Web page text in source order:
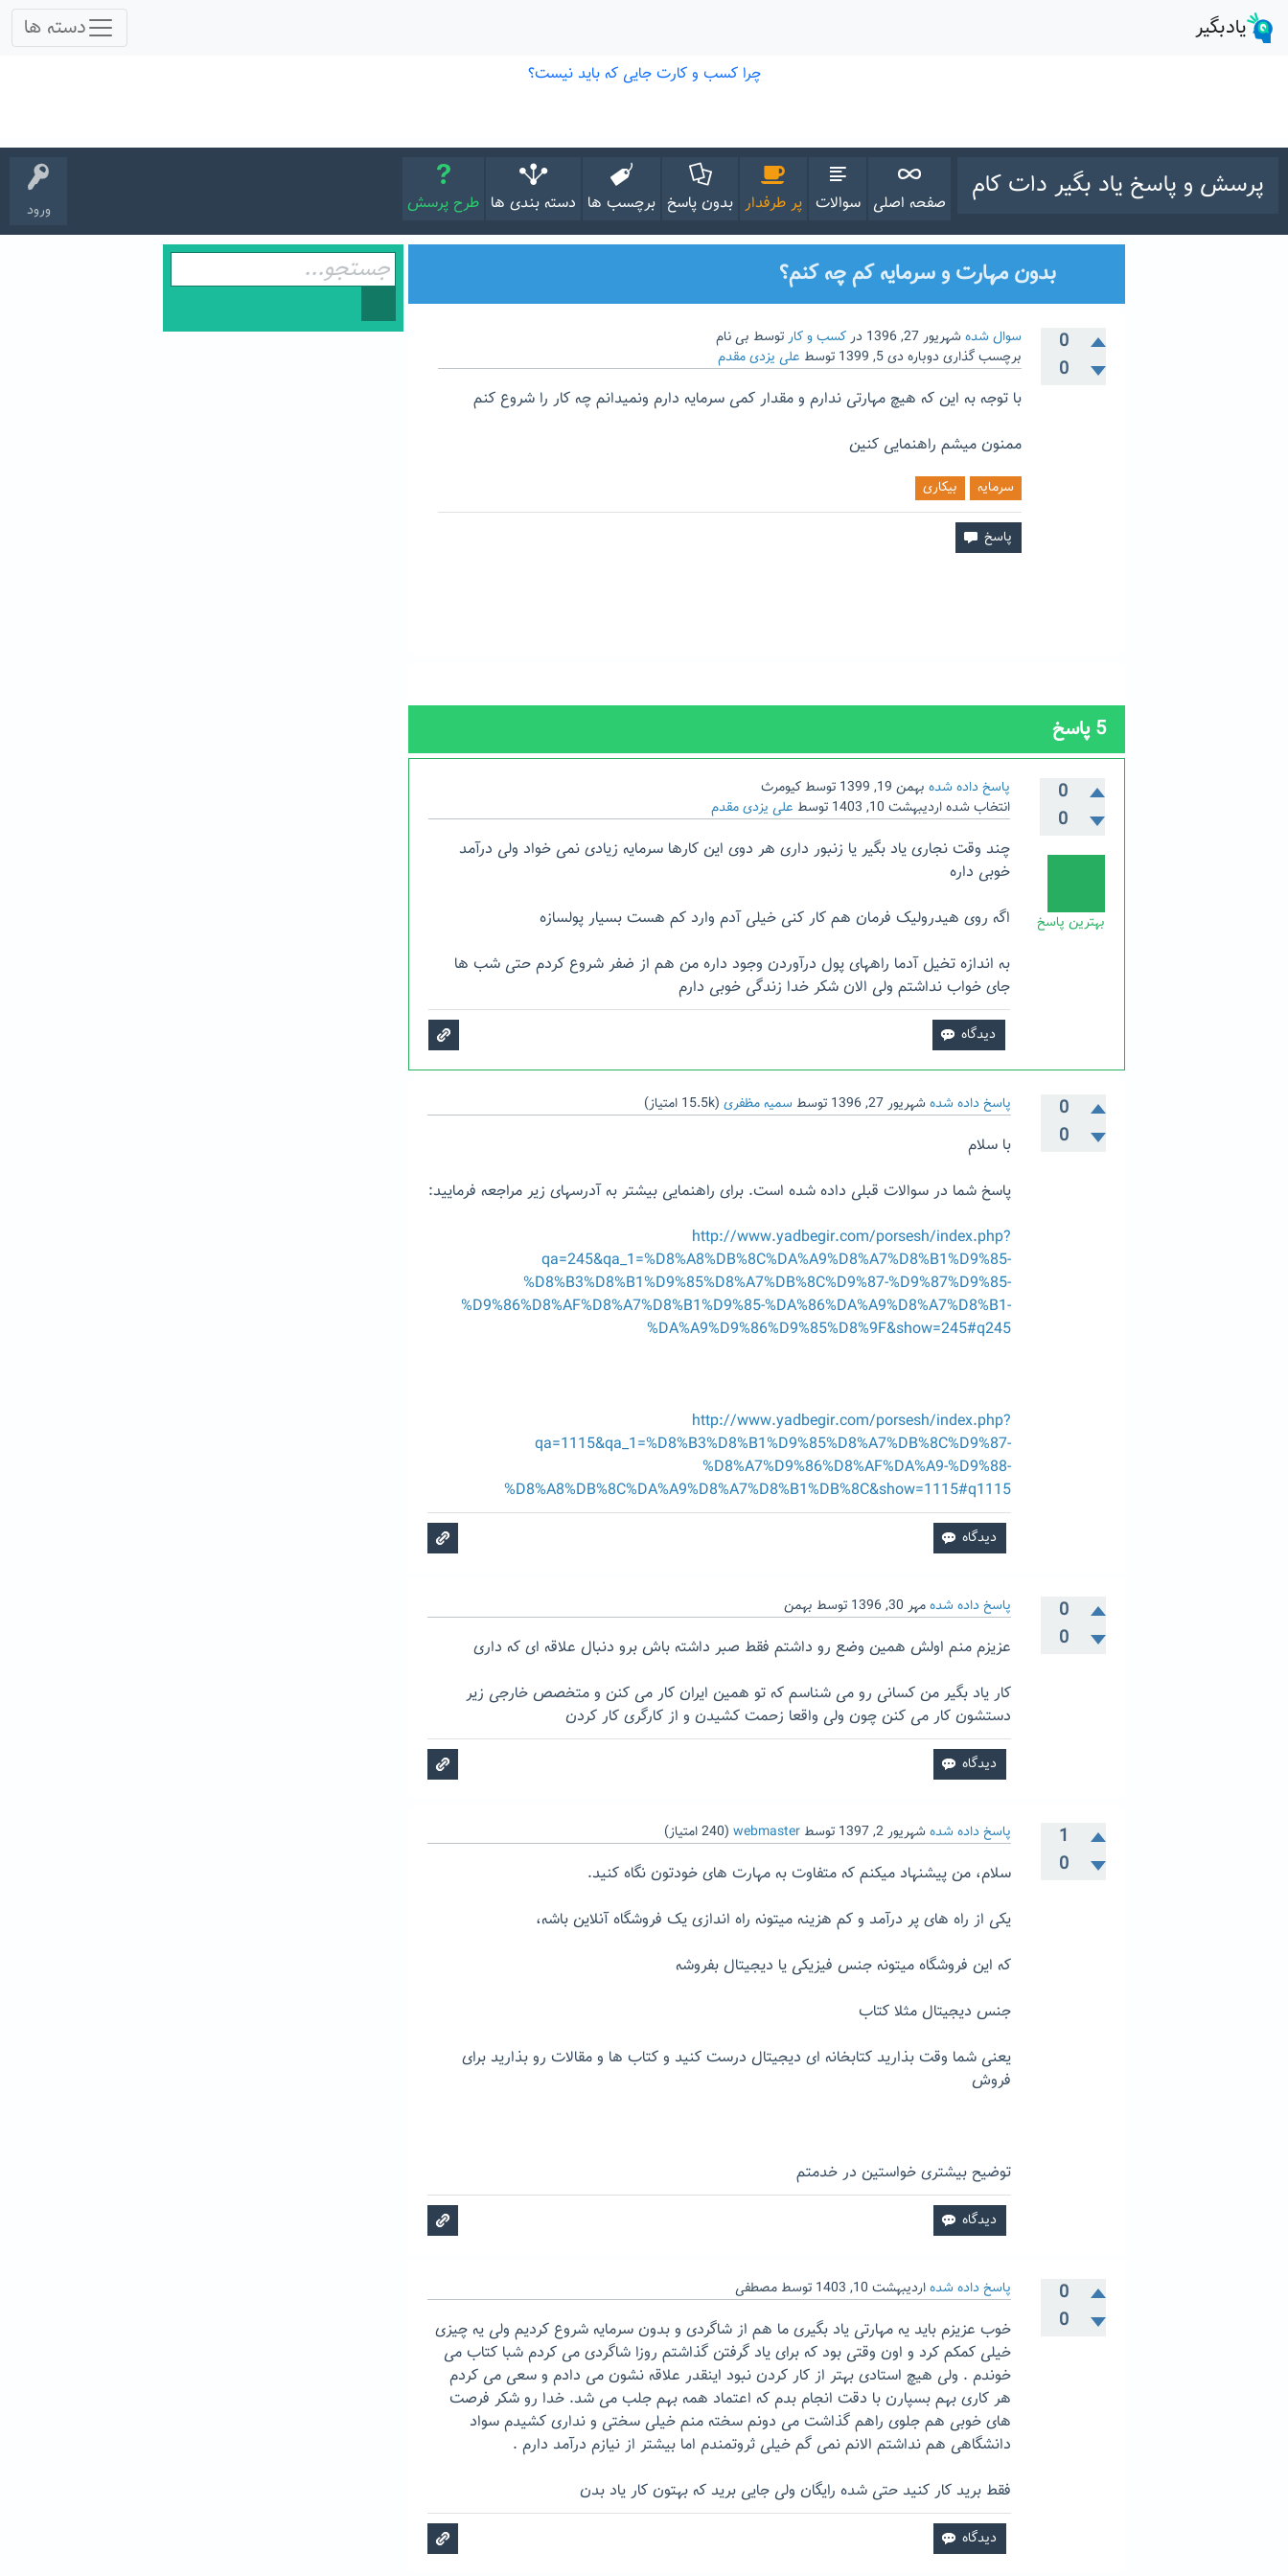
ورود
پرسش و پاسخ یاد بگیر دات کام
صفحه اصلی سوالات پر طرفدار بدون پاسخ برچسب ها دسته بندی ها طرح پرسش
بدون مهارت و سرمایه کم چه کنم؟
0
0
سوال شده شهریور 27, 1396 درکسب و کارتوسط بی نام
برچسب گذاری دوباره دی 5, 1399 توسط علی یزدی مقدم
با توجه به این که هیچ مهارتی ندارم و مقدار کمی سرمایه دارم ونمیدانم چه کار را شروع کنم
ممنون میشم راهنمایی کنین
سرمایه بیکاری
5پاسخ
0
0
پاسخ داده شده بهمن 19, 1399 توسط کیومرث
انتخاب شدهاردیبهشت 10, 1403 توسط علی یزدی مقدم
بهترین پاسخ
چند وقت نجاری یاد بگیر یا زنبور داری هر دوی این کارها سرمایه زیادی نمی خواد ولی درآمد
خوبی داره
اگه روی هیدرولیک فرمان هم کار کنی خیلی آدم وارد کم هست بسیار پولسازه
به اندازه تخیل آدما راههای پول درآوردن وجود داره من هم از ضفر شروع کردم حتی شب ها
جای خواب نداشتم ولی الان شکر خدا زندگی خوبی دارم
0
0
پاسخ داده شده شهریور 27, 1396 توسط سمیه مظفری (
15.5k امتیاز)
با سلام
پاسخ شما در سوالات قبلی داده شده است. برای راهنمایی بیشتر به آدرسهای زیر مراجعه فرمایید:
http://www.yadbegir.com/porsesh/index.php?
qa=245&qa_1=%D8%A8%DB%8C%DA%A9%D8%A7%D8%B1%D9%85-
%D8%B3%D8%B1%D9%85%D8%A7%DB%8C%D9%87-%D9%87%D9%85-
%D9%86%D8%AF%D8%A7%D8%B1%D9%85-%DA%86%DA%A9%D8%A7%D8%B1-
%DA%A9%D9%86%D9%85%D8%9F&show=245#q245
http://www.yadbegir.com/porsesh/index.php?
qa=1115&qa_1=%D8%B3%D8%B1%D9%85%D8%A7%DB%8C%D9%87-
%D8%A7%D9%86%D8%AF%DA%A9-%D9%88-
%D8%A8%DB%8C%DA%A9%D8%A7%D8%B1%DB%8C&show=1115#q1115
0
0
پاسخ داده شدهمهر 30, 1396 توسط بهمن
عزیزم منم اولش همین وضع رو داشتم فقط صبر داشته باش برو دنبال علاقه ای که داری
کار یاد بگیر من کسانی رو می شناسم که تو همین ایران کار می کنن و متخصص خارجی زیر
دستشون کار می کنن چون ولی واقعا زحمت کشیدن و از کارگری کار کردن
1
0
پاسخ داده شده شهریور 2, 1397 توسطwebmaster
(
240امتیاز)
سلام، من پیشنهاد میکنم که متفاوت به مهارت های خودتون نگاه کنید.
یکی از راه های پر درآمد و کم هزینه میتونه راه اندازی یک فروشگاه آنلاین باشه،
که این فروشگاه میتونه جنس فیزیکی یا دیجیتال بفروشه
جنس دیجیتال مثلا کتاب
یعنی شما وقت بذارید کتابخانه ای دیجیتال درست کنید و کتاب ها و مقالات رو بذارید برای
فروش
توضیح بیشتری خواستین در خدمتم
0
0
پاسخ داده شدهاردیبهشت 10, 1403 توسطمصطفی
خوب عزیزم باید یه مهارتی یاد بگیری ما هم از شاگردی و بدون سرمایه شروع کردیم ولی یه چیزی
خیلی کمکم کرد و اون وقتی بود که برای یاد گرفتن گذاشتم روزا شاگردی می کردم شبا کتاب می
خوندم . ولی هیچ استادی بهتر از کار کردن نبود اینقدر علاقه نشون می دادم و سعی می کردم
هر کاری بهم بسپارن با دقت انجام بدم که اعتماد همه بهم جلب می شد. خدا رو شکر فرصت
های خوبی هم جلوی راهم گذاشت می دونم سخته منم خیلی سختی و نداری کشیدم سواد
دانشگاهی هم نداشتم الانم نمی گم خیلی ثروتمندم اما بیشتر از نیازم درآمد دارم .
فقط برید کار کنید حتی شده رایگان ولی جایی برید که بهتون کار یاد بدن